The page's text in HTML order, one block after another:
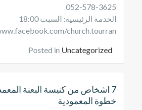
052-578-3625
الخدمة الرئيسية: السبت 18:00
church.tourran
Posted in Uncategorized
7 اشخاص من كنيسة البعنة
خطوة المعمودية